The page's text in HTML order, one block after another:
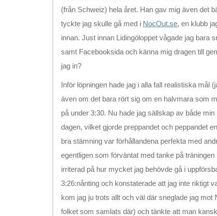
(från Schweiz) hela året. Han gav mig även det
tyckte jag skulle gå med i NocOut.se, en klubb
innan. Just innan Lidingöloppet vågade jag bara
samt Facebooksida och känna mig dragen till
jag in?
Inför löpningen hade jag i alla fall realistiska mål
även om det bara rört sig om en halvmara som
på under 3:30. Nu hade jag sällskap av både
dagen, vilket gjorde preppandet och peppandet
bra stämning var förhållandena perfekta med
egentligen som förväntat med tanke på
irriterad på hur mycket jag behövde gå i
3:26:nånting och konstaterade att jag inte riktigt
kom jag ju trots allt och väl där sneglade jag mot
folket som samlats där) och tänkte att man